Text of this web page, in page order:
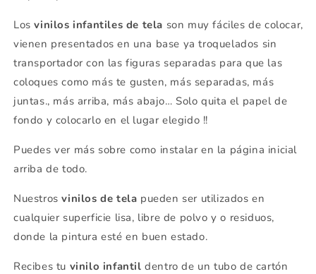
Losvinilos infantiles de tela son muy fáciles de colocar,
vienen presentados en una base ya troquelados sin
transportador con las figuras separadas para que las
coloques como más te gusten, más separadas, más
juntas., más arriba, más abajo… Solo quita el papel de
fondo y colocarlo en el lugar elegido !!
Puedes ver más sobre como instalar en la página inicial
arriba de todo.
Nuestrosvinilos de tela pueden ser utilizados en
cualquier superficie lisa, libre de polvo y o residuos,
donde la pintura esté en buen estado.
Recibes tu vinilo infantil dentro de un tubo de cartón